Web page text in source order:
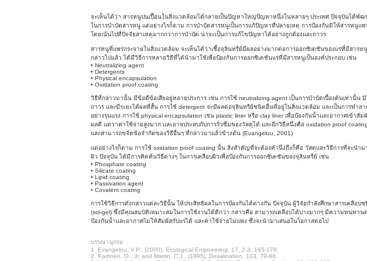
จะเห็นได้ว่า สารหนูปนเปื้อนในสิ่งแวดล้อมได้กลายเป็นปัญหาใหญ่ปัญหาหนึ่งในหลายๆ ประเทศ ปัจจุบันได้พัฒ
ในการบำบัดสารหนู แต่อย่างไรก็ตาม การบำบัดสารหนูเป็นการแก้ปัญหาที่ปลายเหตุ การป้องกันมิให้สารหนูแพ
โดยเน้นไปที่ปัจจัยสาเหตุมากกว่าการบำบัด น่าจะเป็นการแก้ไขปัญหาได้อย่างถูกต้องและถาวร
สารหนูที่แพร่กระจายในสิ่งแวดล้อม จะเห็นได้ว่าเชื้อจุลินทรีย์มีผลอย่างมากต่อการออกซิเดชันของแร่ที่มีสารห
กล่าวไปแล้ว ได้มีวิธีการหลายวิธีที่ได้นำมาใช้เพื่อป้องกันการออกซิเดชันแร่ที่มีสารหนูเป็นองค์ประกอบ เช่น
• Neutralizing agent
• Detergents
• Physical encapsulation
• Oxidation proof coating
วิธีที่กล่าวมานั้น มีข้อดีข้อเสียอยู่หลายประการ เช่น การใช้ neutralizing agent เป็นการบำบัดเบื้องต้นเท่านั้น มิ
ถาวร และมีระยะได้ผลที่สั้น การใช้ detergent จะมีผลต่อจุลินทรีย์ชนิดอื่นที่อยู่ในสิ่งแวดล้อม และเป็นการทำล
อย่างรุนแรง การใช้ physical encapsulation เช่น plastic liner หรือ clay liner เพื่อป้องกันน้ำและอากาศเข้าสั
ผลดี แต่ว่าค่าใช้จ่ายสูงมาก และอาจประสบกับการรั่วซึมของวัสดุได้ และอีกวิธีหนึ่งคือ oxidation proof
และสามารถขจัดข้อจำกัดของวิธีอื่นๆ ที่กล่าวมาแล้วข้างต้น (Evangelou, 2001)
แต่อย่างไรก็ตาม การใช้ oxidation proof coating นั้น สิ่งสำคัญที่จะต้องคำนึงถึงก็คือ วัสดุและวิธีการที่จะนำม
ผิว ปัจจุบัน ได้มีการคิดค้นวิธีต่างๆ ในการเคลือบผิวเพื่อป้องกันการออกซิเดชันของจุลินทรีย์ เช่น
• Phosphate coating
• Silicate coating
• Lipid coating
• Passivation agent
• Covalent coating
การใช้วิธีการดังกล่าวแต่ละวิธีนั้น ให้ประสิทธิผลในการป้องกันได้ต่างกัน ปัจจุบัน ผู้วิจัยกำลังศึกษาสารเคลือบ
(sol-gel) ซึ่งมีคุณสมบัติเหมาะสมในการใช้งานได้ดีกว่า กล่าวคือ สามารถเคลือบได้บางมากๆ มีความทนทา
ป้องกันน้ำและอากาศไม่ให้สัมผัสกับแร่ได้ และค่าใช้จ่ายไม่แพง ซึ่งจะนำมาเสนอในโอกาสต่อไป
บรรณานุกรม
1. Evangelou, V.P., (2000), Ecological Engineering, 17, 2-3, 165-178.
2. Kartinen, O., Jr. and Martin, C.J., (1995), Desalination, 103, 79-88.